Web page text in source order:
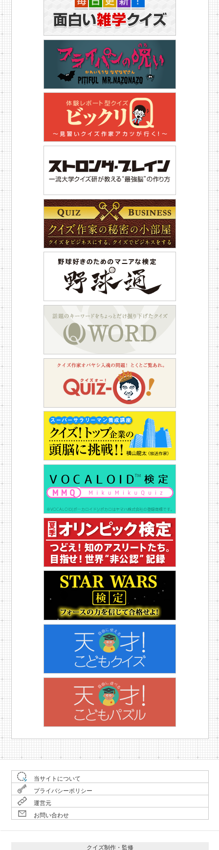
当サイトについて
プライバシーポリシー
運営元
お問い合わせ
クイズ制作・監修